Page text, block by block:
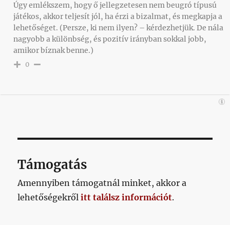
Úgy emlékszem, hogy ő jellegzetesen nem beugró típusú
játékos, akkor teljesít jól, ha érzi a bizalmat, és megkapja a
lehetőséget. (Persze, ki nem ilyen? – kérdezhetjük. De nála
nagyobb a különbség, és pozitív irányban sokkal jobb,
amikor bíznak benne.)
0
Támogatás
Amennyiben támogatnál minket, akkor a
lehetőségekrőlitt találsz információt.